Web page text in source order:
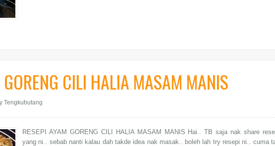
CILI HALIA MASAM MANIS
Tengkubutang
RESEPI AYAM GORENG CILI HALIA MASAM MANIS Hai.. TB saja nak share
yang ni.. sebab nanti kalau dah takde idea nak masak.. boleh lah try resepi ni.. cuma